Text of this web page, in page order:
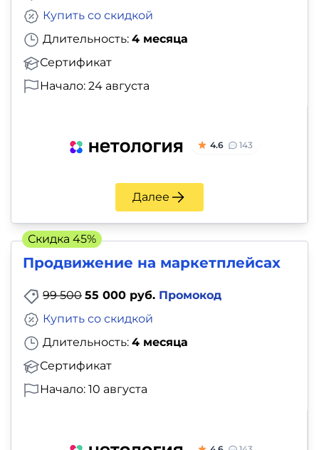
Длительность: 4 месяца
Сертификат
Купить со скидкой
Начало: 24 августа
4.6 143
Далее
Продвижение на маркетплейсах
99 500 55 000 руб. Промокод
Длительность: 4 месяца
Сертификат
Купить со скидкой
Начало: 10 августа
Скидка 45%